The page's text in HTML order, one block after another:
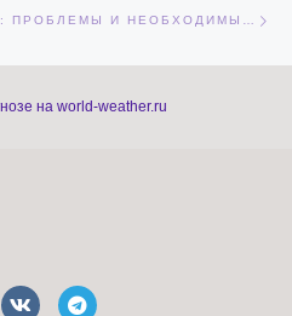
ЛЕКЦИЯ «НАВЫКИ ОБЩЕНИЯ: ПРОБЛЕМЫ И НЕОБХОДИМЫЕ НАВЫКИ»
на world-weather.ru